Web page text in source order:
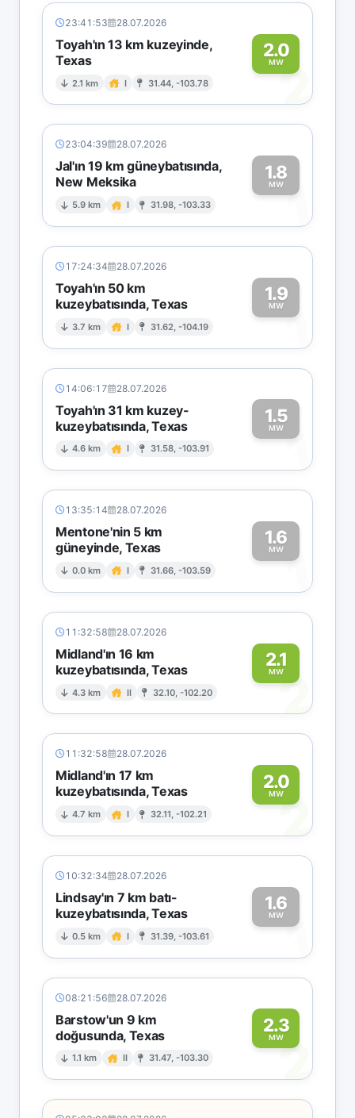
23:41:53 28.07.2026
Toyah'ın 13 km kuzeyinde,
Texas
2.1 km I 31.44, -103.78
2.0
MW2
23:04:39 28.07.2026
Jal'ın 19 km güneybatısında,
New Meksika
5.9 km I 31.98, -103.33
1.8
MW1
17:24:34 28.07.2026
Toyah'ın 50 km
kuzeybatısında, Texas
3.7 km I 31.62, -104.19
1.9
MW1
14:06:17 28.07.2026
Toyah'ın 31 km kuzey-
kuzeybatısında, Texas
4.6 km I 31.58, -103.91
1.5
MW1
13:35:14 28.07.2026
Mentone'nin 5 km
güneyinde, Texas
0.0 km I 31.66, -103.59
1.6
MW1
11:32:58 28.07.2026
Midland'ın 16 km
kuzeybatısında, Texas
4.3 km II 32.10, -102.20
2.1
MW2
11:32:58 28.07.2026
Midland'ın 17 km
kuzeybatısında, Texas
4.7 km I 32.11, -102.21
2.0
MW2
10:32:34 28.07.2026
Lindsay'ın 7 km batı-
kuzeybatısında, Texas
0.5 km I 31.39, -103.61
1.6
MW1
08:21:56 28.07.2026
Barstow'un 9 km
doğusunda, Texas
1.1 km II 31.47, -103.30
2.3
MW2